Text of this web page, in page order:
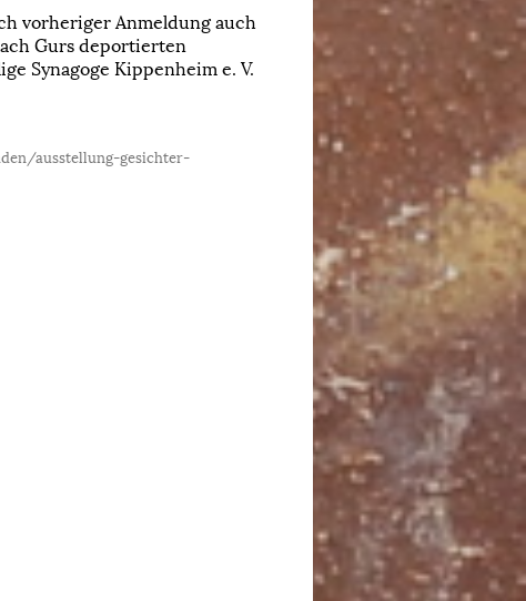
vorheriger Anmeldung auch
Gurs deportierten
Synagoge Kippenheim e. V.
ausstellung-gesichter-